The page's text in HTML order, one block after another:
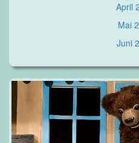
April
Mai
Juni